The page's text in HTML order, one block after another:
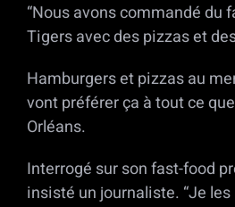
“Nous avons commandé du
Tigers avec des pizzas et
Hamburgers et pizzas au
vont préférer ça à tout ce
Orléans.
Interrogé sur son fast-food
insisté un journaliste. “Je